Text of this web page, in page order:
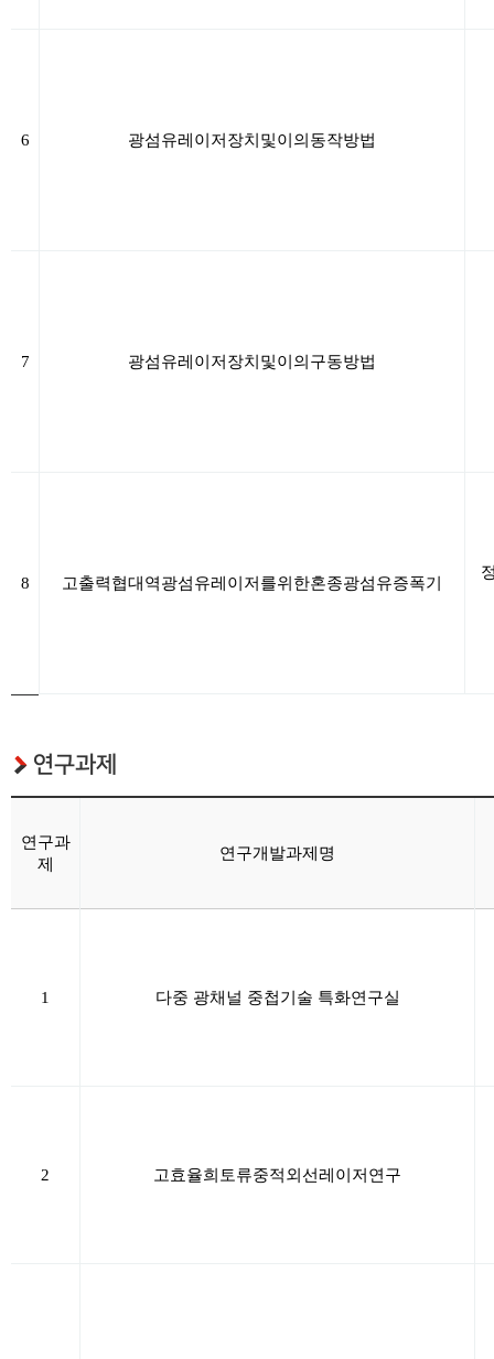
6 광섬유레이저 장치 및이의 동작방법
7 광섬유레이저 장치 및이의 구동방법
8 고출력협대역광섬유레이저를위한혼종광섬유증폭기
연구과제
연구과
제
연구개발과제명
1 다중 광채널 중첩기술 특화연구실
2 고효율희토류중적외선레이저 연구